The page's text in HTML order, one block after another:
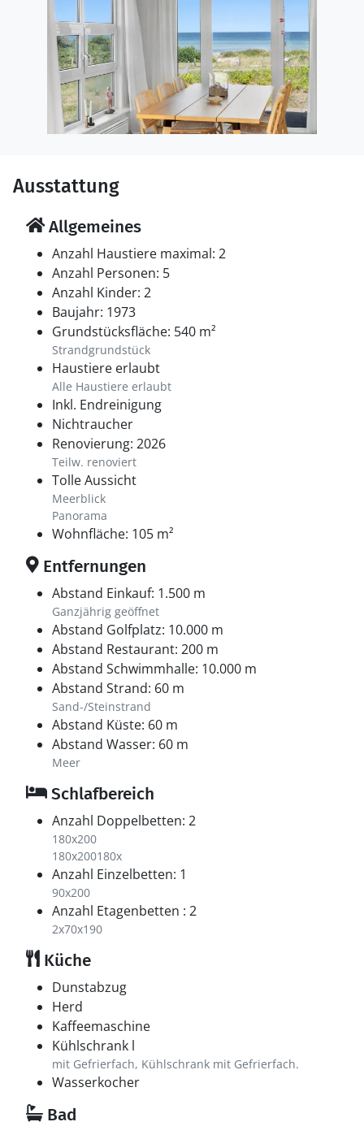
Ausstattung
Allgemeines
Anzahl Haustiere maximal: 2
Anzahl Personen: 5
Anzahl Kinder: 2
Baujahr: 1973
Grundstücksfläche: 540 m²
Strandgrundstück
Haustiere erlaubt
Alle Haustiere erlaubt
Inkl. Endreinigung
Nichtraucher
Renovierung: 2026
Teilw. renoviert
Tolle Aussicht
Meerblick
Panorama
Wohnfläche: 105 m²
Entfernungen
Abstand Einkauf: 1.500 m
Ganzjährig geöffnet
Abstand Golfplatz: 10.000 m
Abstand Restaurant: 200 m
Abstand Schwimmhalle: 10.000 m
Abstand Strand: 60 m
Sand-/Steinstrand
Abstand Küste: 60 m
Abstand Wasser: 60 m
Meer
Schlafbereich
Anzahl Doppelbetten: 2
180x200
180x200180x
Anzahl Einzelbetten: 1
90x200
Anzahl Etagenbetten : 2
2x70x190
Küche
Dunstabzug
Herd
Kaffeemaschine
Kühlschrank l
mit Gefrierfach, Kühlschrank mit Gefrierfach.
Wasserkocher
Bad